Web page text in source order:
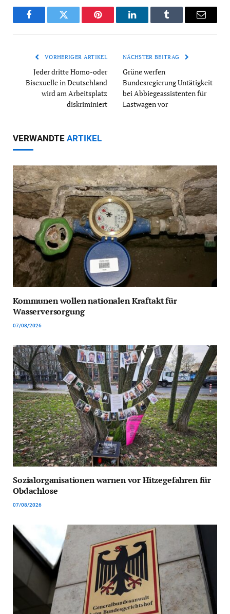
FacebookTwitter Pinterest LinkedInTumblr Email
VORHERIGER ARTIKEL
Jeder dritte Homo-oder
Bisexuelle in Deutschland
wird am Arbeitsplatz
diskriminiert
NÄCHSTER BEITRAG
Grüne werfen
Bundesregierung Untätigkeit
bei Abbiegeassistenten für
Lastwagen vor
VERWANDTE ARTIKEL
Kommunen wollen nationalen Kraftakt für
Wasserversorgung
07/08/2026
Sozialorganisationen warnen vor Hitzegefahren für
Obdachlose
07/08/2026